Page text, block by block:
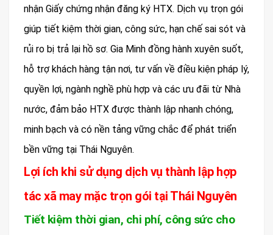
nhận Giấy chứng nhận đăng ký HTX. Dịch vụ trọn gói
giúp tiết kiệm thời gian, công sức, hạn chế sai sót và
rủi ro bị trả lại hồ sơ. Gia Minh đồng hành xuyên suốt,
hỗ trợ khách hàng tận nơi, tư vấn về điều kiện pháp lý,
quyền lợi, ngành nghề phù hợp và các ưu đãi từ Nhà
nước, đảm bảo HTX được thành lập nhanh chóng,
minh bạch và có nền tảng vững chắc để phát triển
bền vững tại Thái Nguyên.
Lợi ích khi sử dụng dịch vụ thành lập hợp
tác xã may mặc trọn gói tại Thái Nguyên
Tiết kiệm thời gian, chi phí, công sức cho